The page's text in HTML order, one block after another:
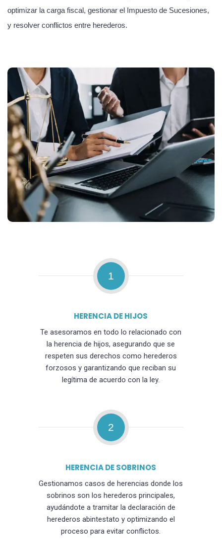
optimizar la carga fiscal, gestionar el Impuesto de Sucesiones,
y resolver conflictos entre herederos.
1
HERENCIA DE HIJOS
Te asesoramos en todo lo relacionado con
la herencia de hijos, asegurando que se
respeten sus derechos como herederos
forzosos y garantizando que reciban su
legítima de acuerdo con la ley.
2
HERENCIA DE SOBRINOS
Gestionamos casos de herencias donde los
sobrinos son los herederos principales,
ayudándote a tramitar la declaración de
herederos abintestato y optimizando el
proceso para evitar conflictos.